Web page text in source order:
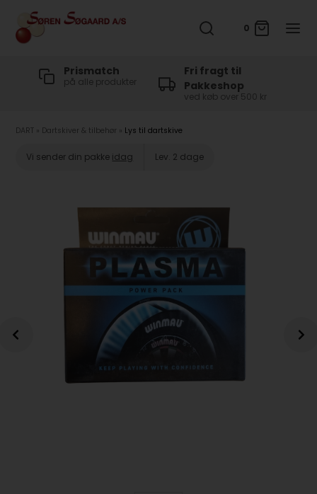
0
Prismatch
på alle produkter
Fri fragt til
Pakkeshop
ved køb over 500 kr
DART Dartskiver & tilbehør Lys til dartskive
Vi sender din pakke idag Lev. 2 dage